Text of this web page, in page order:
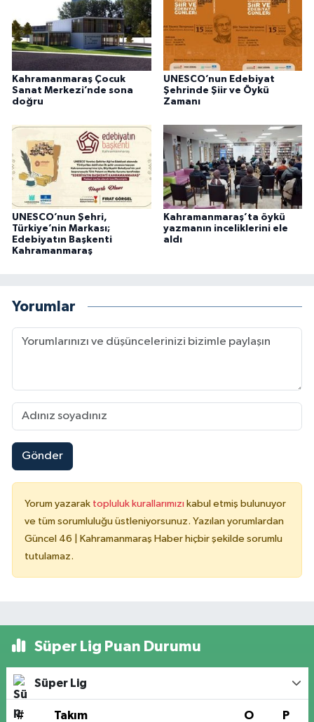
Kahramanmaraş Çocuk
Sanat Merkezi’nde sona
doğru
UNESCO’nun Edebiyat
Şehrinde Şiir ve Öykü
Zamanı
UNESCO’nun Şehri,
Türkiye’nin Markası;
Edebiyatın Başkenti
Kahramanmaraş
Kahramanmaraş’ta öykü
yazmanın inceliklerini ele
aldı
Yorumlar
Gönder
Yorum yazarak topluluk kurallarımızı kabul etmiş bulunuyor
ve tüm sorumluluğu üstleniyorsunuz. Yazılan yorumlardan
Güncel 46 | Kahramanmaraş Haber hiçbir şekilde sorumlu
tutulamaz.
Süper Lig Puan Durumu
Süper Lig
# Takım O P